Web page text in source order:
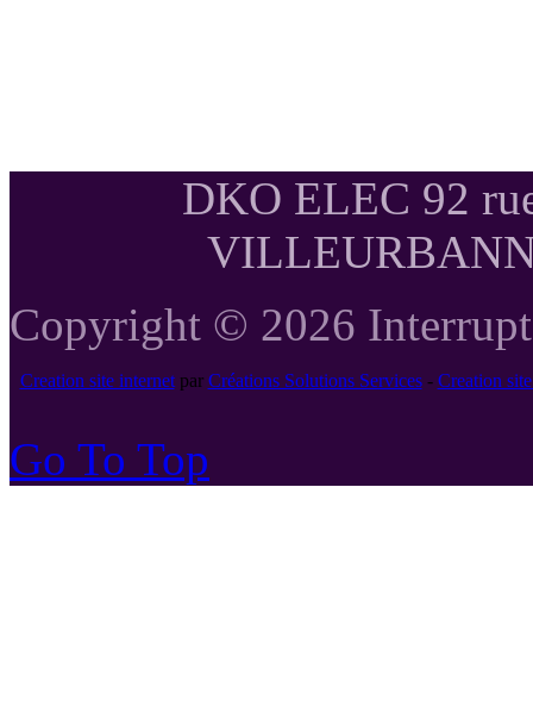
DKO ELEC 92
Copyright © 2026
Creation site internetpar Créations Solutions Services- Creation
Go To Top